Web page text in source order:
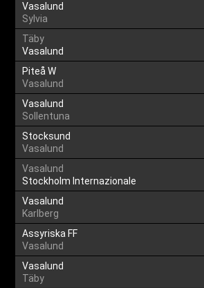
Vasalund
Sylvia
Täby
Vasalund
Piteå W
Vasalund
Vasalund
Sollentuna
Stocksund
Vasalund
Vasalund
Stockholm Internazionale
Vasalund
Karlberg
Assyriska FF
Vasalund
Vasalund
Täby